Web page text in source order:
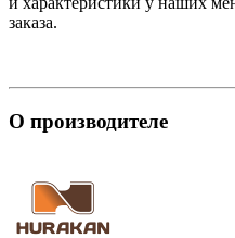
заказа.
О производителе